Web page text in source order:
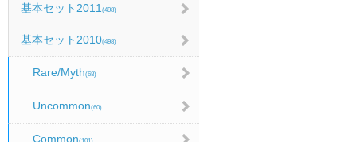
基本セット2011 (498)
基本セット2010(498)
Rare/Myth(68)
Uncommon(60)
Common